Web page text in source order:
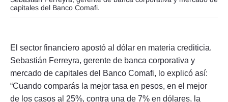
capitales del Banco Comafi.
El sector financiero apostó al dólar en materia crediticia.
Sebastián Ferreyra, gerente de banca corporativa y
mercado de capitales del Banco Comafi, lo explicó así:
“Cuando comparás la mejor tasa en pesos, en el mejor
de los casos al 25%, contra una de 7% en dólares, la